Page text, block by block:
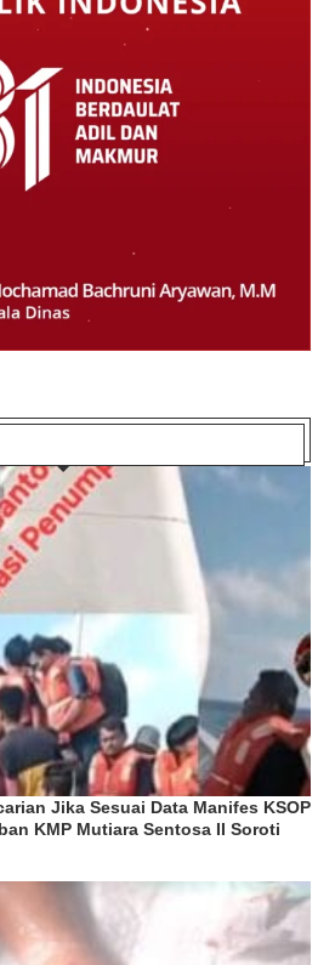
Jika Sesuai Data Manifes KSOP
KMP Mutiara Sentosa II Soroti